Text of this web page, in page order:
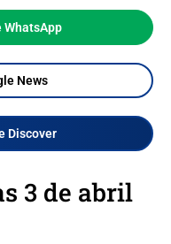
WhatsApp
News
Discover
3 de abril